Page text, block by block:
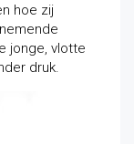
hoe zij
jonge, vlotte
druk.